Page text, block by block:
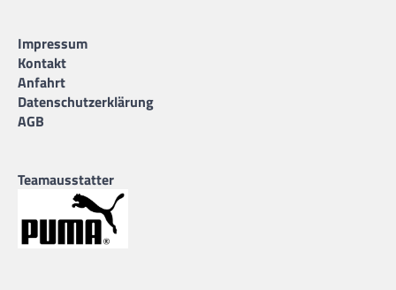
Impressum
Kontakt
Anfahrt
Datenschutzerklärung
AGB
Teamausstatter